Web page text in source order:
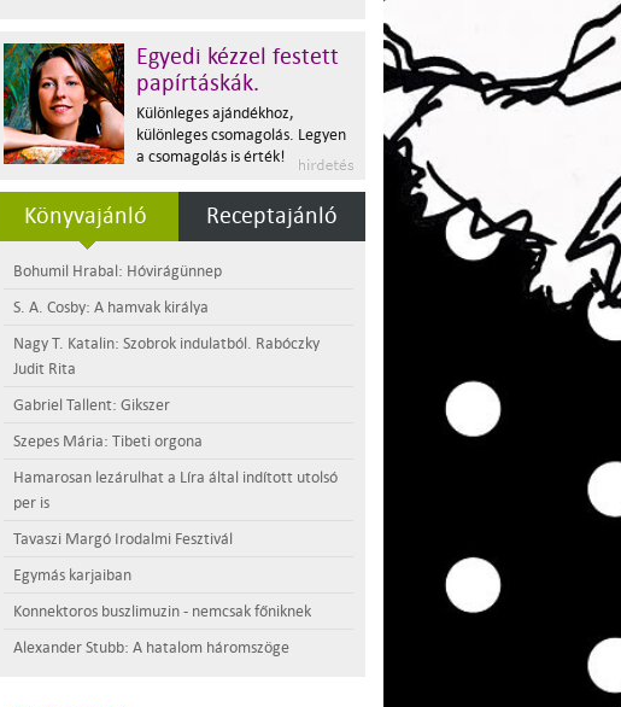
Egyedi kézzel festett
papírtáskák.
Különleges ajándékhoz,
különleges csomagolás. Legyen
a csomagolás is érték!
Könyvajánló Receptajánló
Bohumil Hrabal: Hóvirágünnep
S. A. Cosby: A hamvak királya
Nagy T. Katalin: Szobrok indulatból. Rabóczky
Judit Rita
Gabriel Tallent: Gikszer
Szepes Mária: Tibeti orgona
Hamarosan lezárulhat a Líra által indított utolsó
per is
Tavaszi Margó Irodalmi Fesztivál
Egymás karjaiban
Konnektoros buszlimuzin - nemcsak főniknek
Alexander Stubb: A hatalom háromszöge